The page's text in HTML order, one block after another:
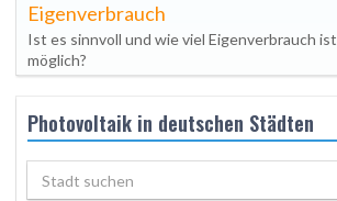
Eigenverbrauch
Ist es sinnvoll und wie viel Eigenverbrauch ist
möglich?
Photovoltaik in deutschen Städten